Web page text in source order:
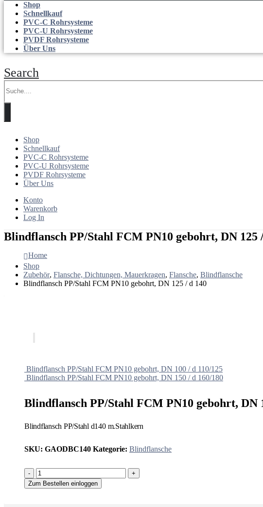
Shop
Schnellkauf
PVC-C Rohrsysteme
PVC-U Rohrsysteme
PVDF Rohrsysteme
Über Uns
Search
Shop
Schnellkauf
PVC-C Rohrsysteme
PVC-U Rohrsysteme
PVDF Rohrsysteme
Über Uns
Konto
Warenkorb
Log In
Blindflansch PP/Stahl FCM PN10 gebohrt, DN 125
Home
Shop
Zubehör, Flansche, Dichtungen, Mauerkragen, Flansche, Blindflansche
Blindflansch PP/Stahl FCM PN10 gebohrt, DN 125 / d 140
Blindflansch PP/Stahl FCM PN10 gebohrt, DN 100 / d 110/125
Blindflansch PP/Stahl FCM PN10 gebohrt, DN 150 / d 160/180
Blindflansch PP/Stahl FCM PN10 gebohrt, DN
Blindflansch PP/Stahl d140 m.Stahlkern
SKU: GAODBC140 Kategorie: Blindflansche
-
+
Zum Bestellen einloggen